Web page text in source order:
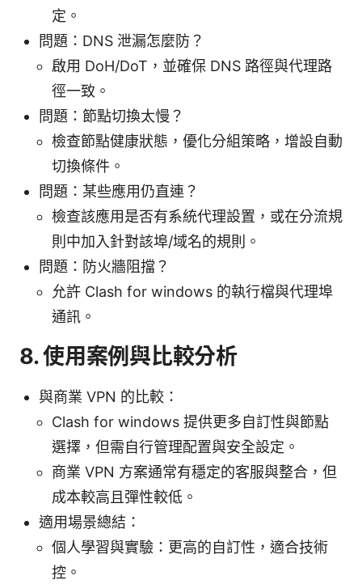
定。
問題：DNS 泄漏怎麼防？
啟用 DoH/DoT，並確保 DNS 路徑與代理路
徑一致。
問題：節點切換太慢？
檢查節點健康狀態，優化分組策略，增設自動
切換條件。
問題：某些應用仍直連？
檢查該應用是否有系統代理設置，或在分流規
則中加入針對該埠/域名的規則。
問題：防火牆阻擋？
允許 Clash for windows 的執行檔與代理埠
通訊。
8. 使用案例與比較分析
與商業 VPN 的比較：
Clash for windows 提供更多自訂性與節點
選擇，但需自行管理配置與安全設定。
商業 VPN 方案通常有穩定的客服與整合，但
成本較高且彈性較低。
適用場景總結：
個人學習與實驗：更高的自訂性，適合技術
控。